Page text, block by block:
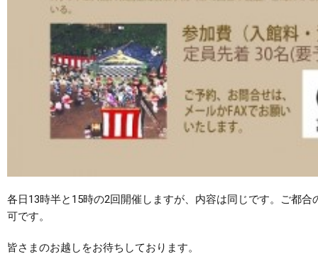
各日13時半と15時の2回開催しますが、内容は同じです。ご都
可です。
皆さまのお越しをお待ちしております。